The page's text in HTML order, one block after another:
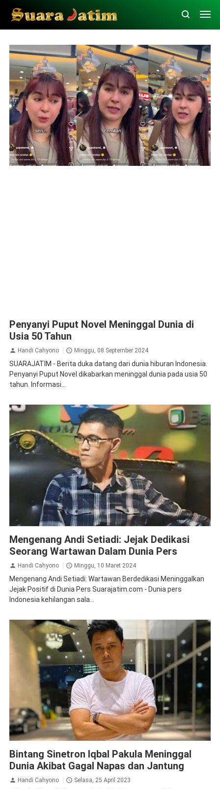
Penyanyi Puput Novel Meninggal Dunia di
Usia 50 Tahun
Handi Cahyono Minggu, 08 September 2024
SUARAJATIM - Berita duka datang dari dunia hiburan Indonesia.
Penyanyi Puput Novel dikabarkan meninggal dunia pada usia 50
tahun. Informasi...
Mengenang Andi Setiadi: Jejak Dedikasi
Seorang Wartawan Dalam Dunia Pers
Handi Cahyono Minggu, 10 Maret 2024
Mengenang Andi Setiadi: Wartawan Berdedikasi Meninggalkan
Jejak Positif di Dunia Pers Suarajatim.com - Dunia pers
Indonesia kehilangan sala...
Bintang Sinetron Iqbal Pakula Meninggal
Dunia Akibat Gagal Napas dan Jantung
Handi Cahyono Selasa, 25 April 2023